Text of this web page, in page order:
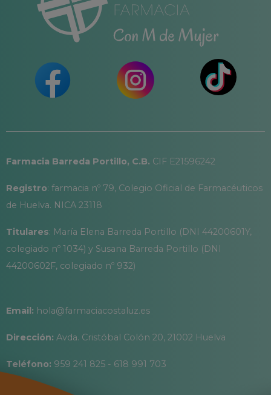
Farmacia Barreda Portillo, C.B. CIF E21596242
Registro: farmacia nº 79, Colegio Oficial de Farmacéuticos
de Huelva. NICA 23118
Titulares: María Elena Barreda Portillo (DNI 44200601Y,
colegiado nº 1034) y Susana Barreda Portillo (DNI
44200602F, colegiado nº 932)
Email: hola@farmaciacostaluz.es
Dirección: Avda. Cristóbal Colón 20, 21002 Huelva
Teléfono: 959 241 825 - 618 991 703